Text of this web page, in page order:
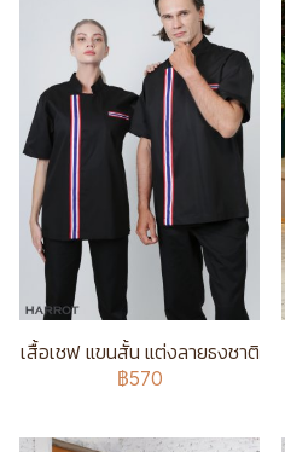
เสื้อเชฟ แขนสั้น แต่งลายธงชาติ
฿570